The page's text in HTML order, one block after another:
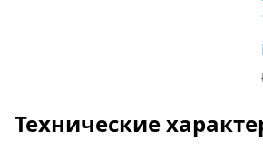
Технические